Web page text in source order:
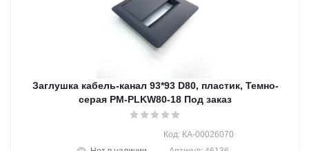
Заглушка кабель-канал 93*93 D80, пластик, Темно-
серая PM-PLKW80-18 Под заказ
Код: КА-00026070